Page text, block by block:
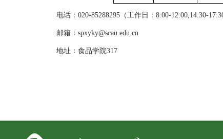
电话： 020-85288295（工作日：8:00-12:00,14:30-17:30
邮箱： spxyky@scau.edu.cn
地址：食品学院317